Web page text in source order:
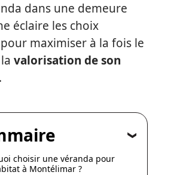
dans une demeure
éclaire les choix
maximiser à la fois le
valorisation de son
.
choisir une véranda pour
à Montélimar ?